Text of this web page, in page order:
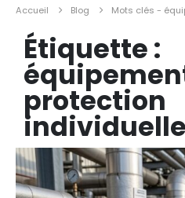
Accueil Blog Mots clés -
Étiquette :
protection
individuelle